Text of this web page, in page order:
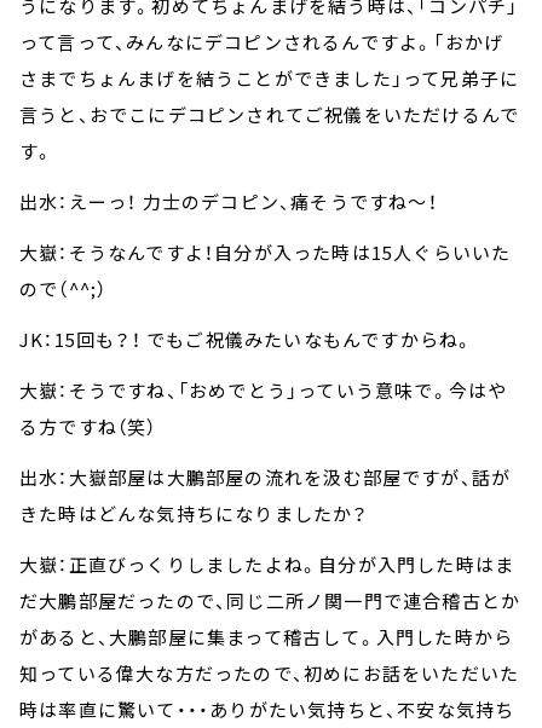
うになります。初めてちょんまげを結う時は、「コンパチ」
って言って、みんなにデコピンされるんですよ。「おかげ
さまでちょんまげを結うことができました」って兄弟子に
言うと、おでこにデコピンされてご祝儀をいただけるんで
す。
出水：えーっ！ 力士のデコピン、痛そうですね～！
大嶽：そうなんですよ！自分が入った時は15人ぐらいいた
ので（^^;）
JK：15回も？！ でもご祝儀みたいなもんですからね。
大嶽：そうですね、「おめでとう」っていう意味で。今はや
る方ですね（笑）
出水：大嶽部屋は大鵬部屋の流れを汲む部屋ですが、話が
きた時はどんな気持ちになりましたか？
大嶽：正直びっくりしましたよね。自分が入門した時はま
だ大鵬部屋だったので、同じ二所ノ関一門で連合稽古とか
があると、大鵬部屋に集まって稽古して。入門した時から
知っている偉大な方だったので、初めにお話をいただいた
時は率直に驚いて・・・ありがたい気持ちと、不安な気持ち